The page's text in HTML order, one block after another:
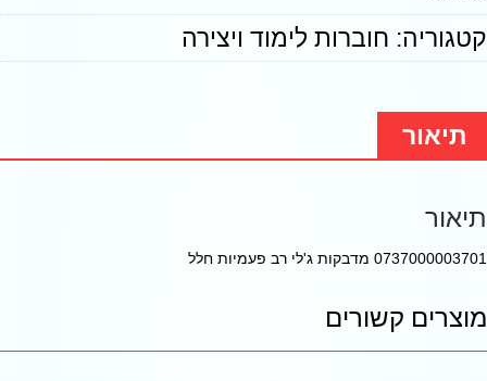
קטגוריה: חוברות לימוד ויצירה
תיאור
תיאור
0737000003701 מדבקות ג'לי רב פעמיות חלל
מוצרים קשורים